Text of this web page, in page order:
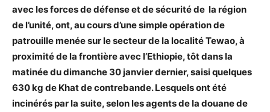
avec les forces de défense et de sécurité de la région
de l’unité, ont, au cours d’une simple opération de
patrouille menée sur le secteur de la localité Tewao, à
proximité de la frontière avec l’Ethiopie, tôt dans la
matinée du dimanche 30 janvier dernier, saisi quelques
630 kg de Khat de contrebande. Lesquels ont été
incinérés par la suite, selon les agents de la douane de